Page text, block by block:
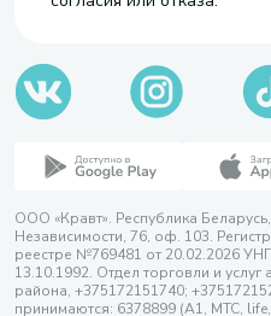
ООО «Кравт». Республика
Независимости, 76, оф. 103.
реестре №769481 от 20.02.2026
13.10.1992. Отдел торговли и
района, +375172151740;
принимаются: 6378899 (А1, МТС,